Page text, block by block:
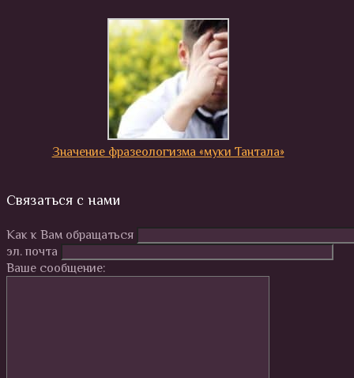
Значение фразеологизма «муки Тантала»
Связаться с нами
Как к Вам обращаться
эл. почта
Ваше сообщение: